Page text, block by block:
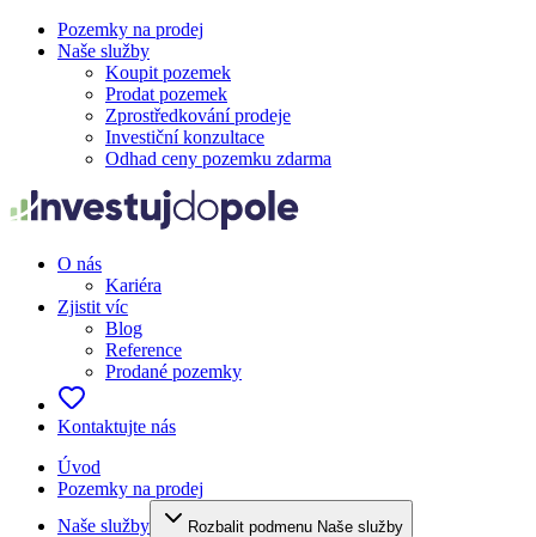
Pozemky na prodej
Naše služby
Koupit pozemek
Prodat pozemek
Zprostředkování prodeje
Investiční konzultace
Odhad ceny pozemku zdarma
O nás
Kariéra
Zjistit víc
Blog
Reference
Prodané pozemky
Kontaktujte nás
Úvod
Pozemky na prodej
Naše služby
Rozbalit podmenu Naše služby